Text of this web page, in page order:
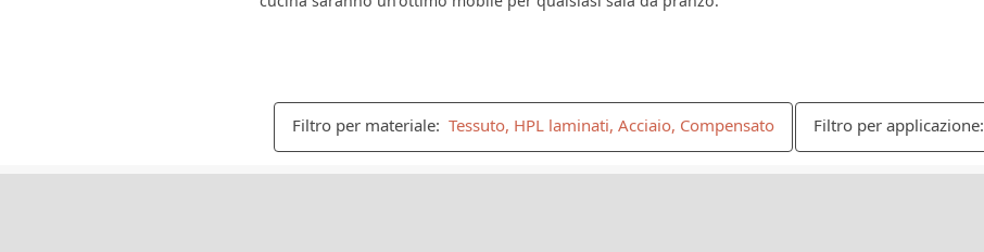
Filtro per materiale: Tessuto, HPL laminati, Acciaio, Compensato Filtro per applicazione: